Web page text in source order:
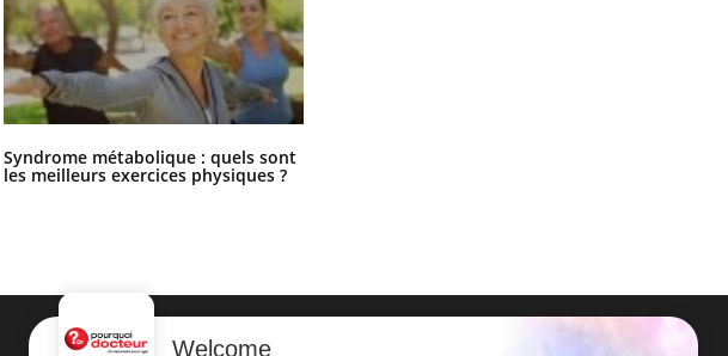
Syndrome métabolique : quels sont
les meilleurs exercices physiques ?
Welcome